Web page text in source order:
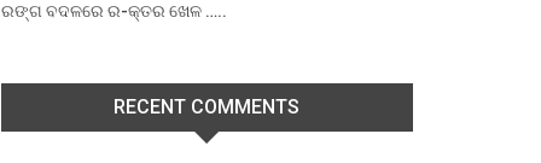
ରଙ୍ଗ ବଦଳରେ ର-କ୍ତର ଖେଳ …..
RECENT COMMENTS